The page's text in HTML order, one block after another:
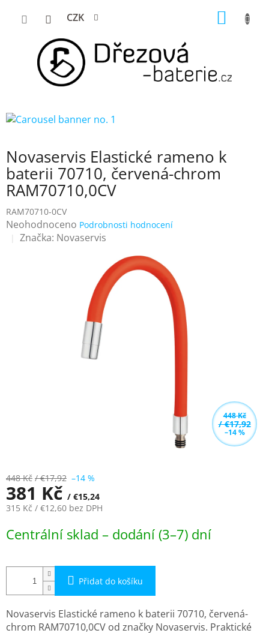
CZK
Novaservis Elastické rameno k
baterii 70710, červená-chrom
RAM70710,0CV
RAM70710-0CV
Průměrné
hodnocení
Neohodnoceno Podrobnosti hodnocení
Značka: Novaservis
448 Kč
/ €17,92
–14 %
448 Kč / €17,92 –14 %
381 Kč / €15,24
315 Kč / €12,60 bez DPH
cena:
Centrální sklad – dodání (3–7) dní
Přidat do košíku
Novaservis Elastické rameno k baterii 70710, červená-
chrom RAM70710,0CV od značky Novaservis. Praktické